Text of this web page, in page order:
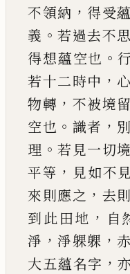
不領納 ， 得受
義 。 若過去不思
得想蘊空也 。
若十二時中 ， 心
物轉 ， 不被境留
空也 。 識者 ，
理 。 若見一切
平等 ， 見如不見
來則應之 ， 去
到此田地 ， 自
淨 ， 淨躶躶 ，
大五蘊名字 ，